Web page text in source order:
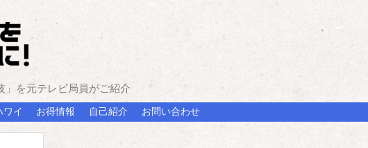
を元テレビ局員がご紹介
ワイ お得情報 自己紹介 お問い合わせ